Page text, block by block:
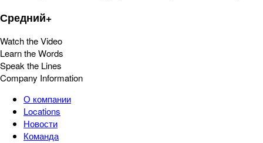
Средний+
Watch the Video
Learn the Words
Speak the Lines
Company Information
О компании
Locations
Новости
Команда